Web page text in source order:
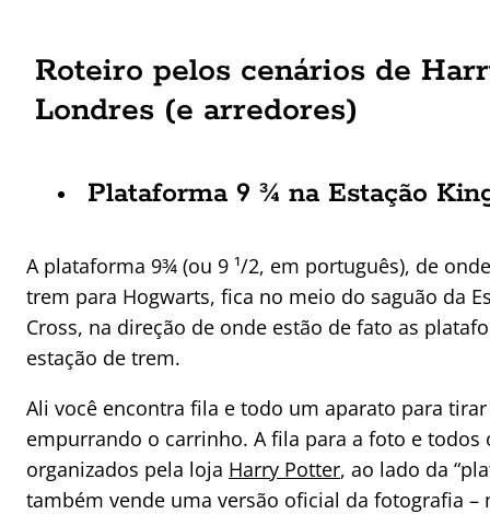
Roteiro pelos cenários de
Londres (e arredores)
Plataforma 9 ¾ na Estação
A plataforma 9¾ (ou 9 ¹/2, em português), de
trem para Hogwarts, fica no meio do saguão da
Cross, na direção de onde estão de fato as
estação de trem.
Ali você encontra fila e todo um aparato para
empurrando o carrinho. A fila para a foto e todos
organizados pela loja Harry Potter, ao lado da
também vende uma versão oficial da fotografia –